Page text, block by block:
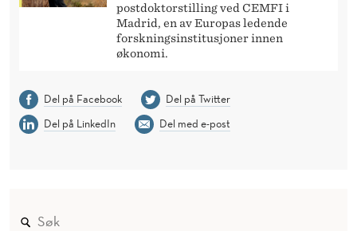
postdoktorstilling ved CEMFI i
Madrid, en av Europas ledende
forskningsinstitusjoner innen
økonomi.
Del på Facebook
Del på Twitter
Del på LinkedIn
Del med e-post